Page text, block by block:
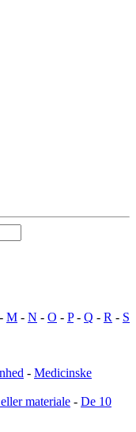
- M - N - O - P- Q - R - S
- Medicinske
materiale - De 10